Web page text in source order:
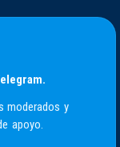
moderados y
apoyo.